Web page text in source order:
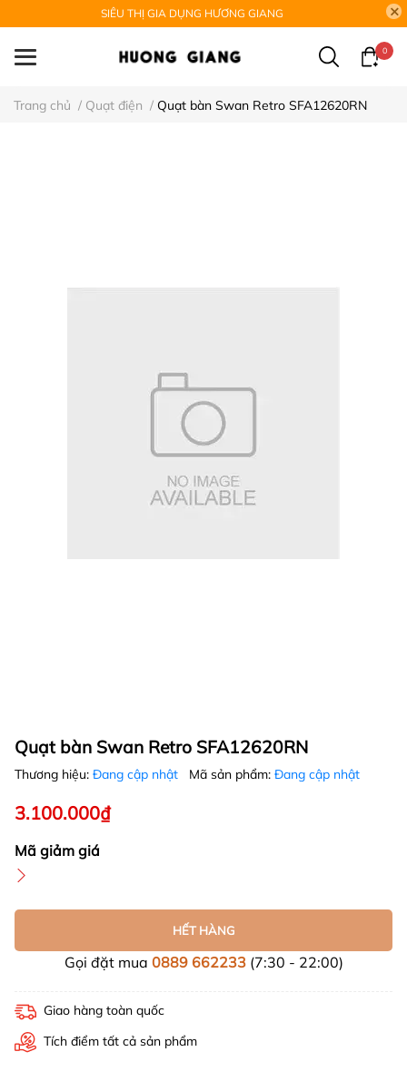
SIÊU THỊ GIA DỤNG HƯƠNG GIANG
0
Trang chủ / Quạt điện / Quạt bàn Swan Retro SFA12620RN
Quạt bàn Swan Retro SFA12620RN
Thương hiệu: Đang cập nhật Mã sản phẩm: Đang cập nhật
3.100.000₫
Mã giảm giá
HẾT HÀNG
Gọi đặt mua 0889 662233(7:30 - 22:00)
Giao hàng toàn quốc
Tích điểm tất cả sản phẩm